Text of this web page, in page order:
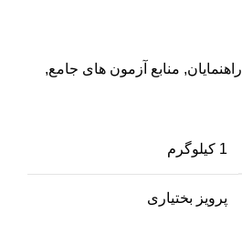
راهنمایان, منابع آزمون های جامع,
1 کیلوگرم
پرویز بختیاری